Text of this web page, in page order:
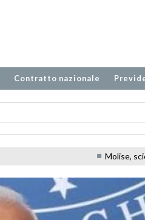
Contratto nazionale
Molise, sciopero della sanità il 7